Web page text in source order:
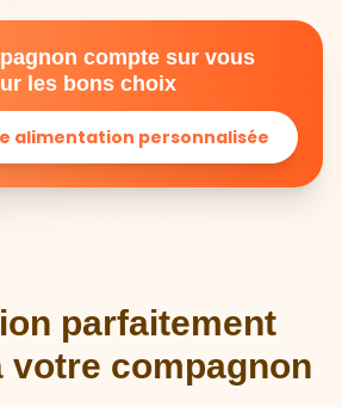
compte sur vous
les bons choix
alimentation personnalisée
parfaitement
votre compagnon